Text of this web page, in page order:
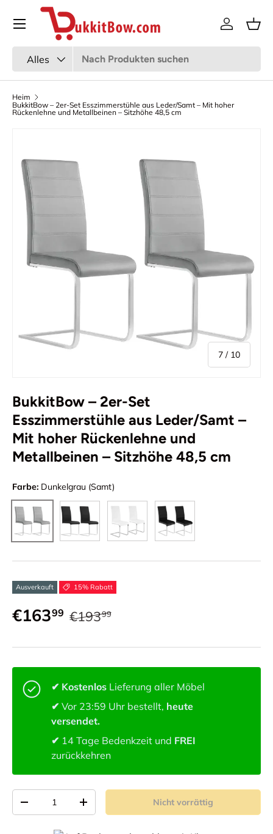
Zum Inhalt gehen
Alles
Speisekarte
Heim
BukkitBow – 2er-Set Esszimmerstühle aus Leder/Samt – Mit hoher
Rückenlehne und Metallbeinen – Sitzhöhe 48,5 cm
7 / von
10
BukkitBow – 2er-Set
Esszimmerstühle aus Leder/Samt –
Mit hoher Rückenlehne und
Metallbeinen – Sitzhöhe 48,5 cm
Farbe: Dunkelgrau (Samt)
Dunkelgrau (Samt)Schwarzer Samt)Weiß (Leder)Schwarzes Leder)
Ausverkauft 15% Rabatt
€16399 €19399
✔ Kostenlos Lieferung aller Möbel
✔ Vor 23:59 Uhr bestellt, heute
versendet.
✔ 14 Tage Bedenkzeit und FREI
zurückkehren
-
+ Nicht vorrättig